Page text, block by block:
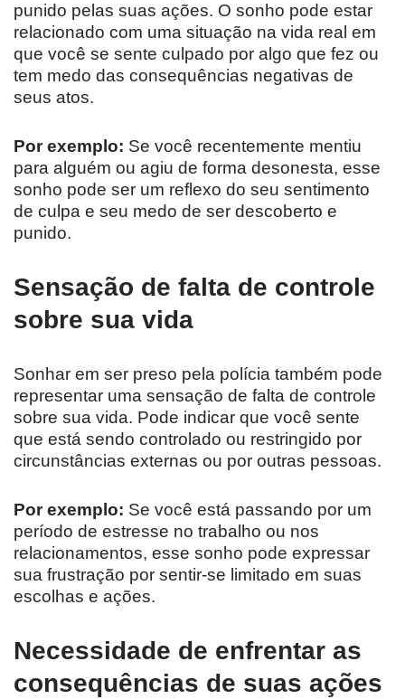
punido pelas suas ações. O sonho pode estar
relacionado com uma situação na vida real em
que você se sente culpado por algo que fez ou
tem medo das consequências negativas de
seus atos.
Por exemplo: Se você recentemente mentiu
para alguém ou agiu de forma desonesta, esse
sonho pode ser um reflexo do seu sentimento
de culpa e seu medo de ser descoberto e
punido.
Sensação de falta de controle
sobre sua vida
Sonhar em ser preso pela polícia também pode
representar uma sensação de falta de controle
sobre sua vida. Pode indicar que você sente
que está sendo controlado ou restringido por
circunstâncias externas ou por outras pessoas.
Por exemplo: Se você está passando por um
período de estresse no trabalho ou nos
relacionamentos, esse sonho pode expressar
sua frustração por sentir-se limitado em suas
escolhas e ações.
Necessidade de enfrentar as
consequências de suas ações